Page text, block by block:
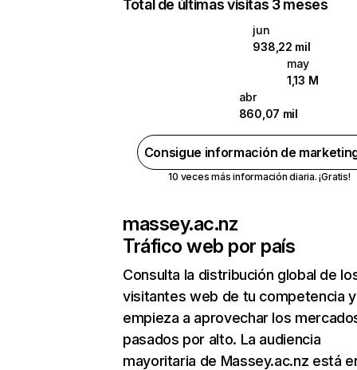
Total de últimas visitas 3 meses
jun
938,22 mil
may
1,13 M
abr
860,07 mil
Consigue información de
10 veces más información diaria. ¡Gratis!
massey.ac.nz
Tráfico web por país
Consulta la distribución global de
visitantes web de tu competencia y
empieza a aprovechar los
pasados por alto. La audiencia
mayoritaria de Massey.ac.nz está